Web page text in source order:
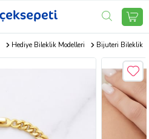
Hediye Bileklik Modelleri Bijuteri Bileklik